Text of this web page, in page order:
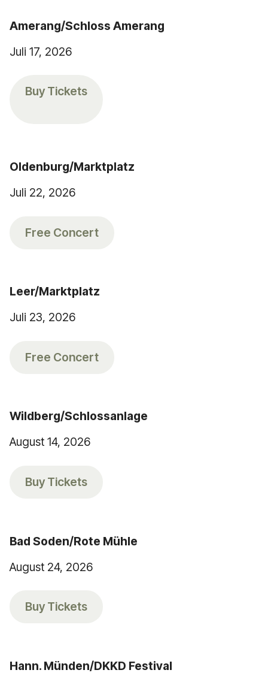
Amerang/Schloss Amerang
Juli 17, 2026
Buy Tickets
Oldenburg/Marktplatz
Juli 22, 2026
Free Concert
Leer/Marktplatz
Juli 23, 2026
Free Concert
Wildberg/Schlossanlage
August 14, 2026
Buy Tickets
Bad Soden/Rote Mühle
August 24, 2026
Buy Tickets
Hann. Münden/DKKD Festival